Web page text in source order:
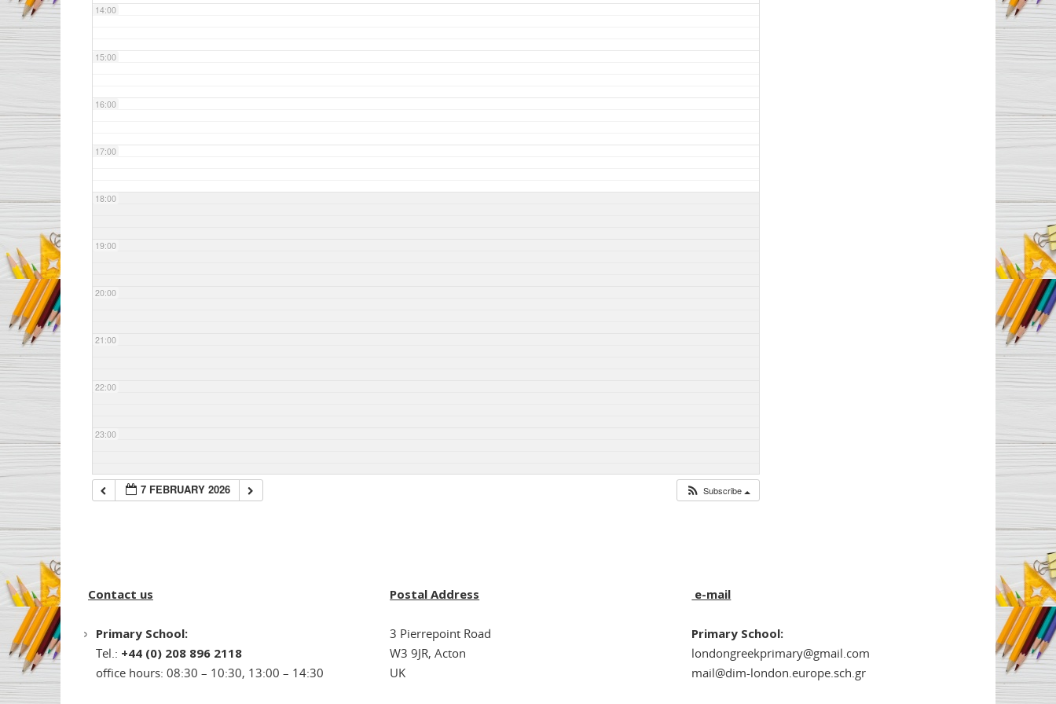
14:00
15:00
16:00
17:00
18:00
19:00
20:00
21:00
22:00
23:00
7 FEBRUARY 2026 Subscribe
Contact us
Primary School:
Tel.: +44 (0) 208 896 2118
office hours: 08:30 – 10:30, 13:00 – 14:30
Postal Address
3 Pierrepoint Road
W3 9JR, Acton
UK
e-mail
Primary School:
londongreekprimary@gmail.com
mail@dim-london.europe.sch.gr